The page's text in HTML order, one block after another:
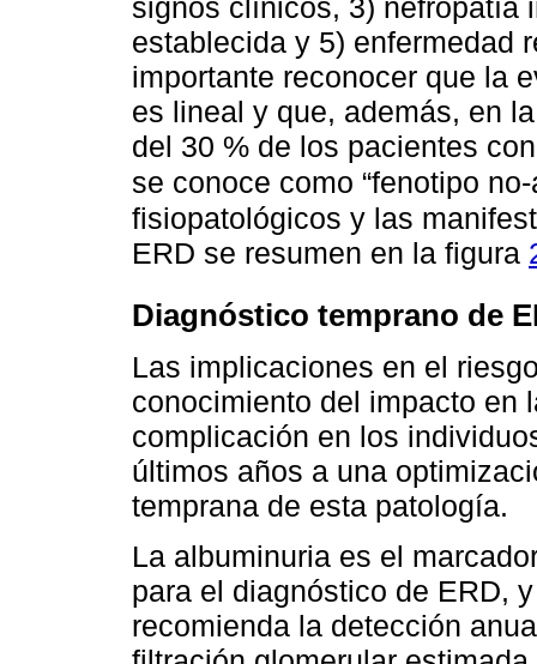
signos clínicos, 3) nefropatía
establecida y 5) enfermedad
importante reconocer que la
es lineal y que, además, en
del 30 % de los pacientes
se conoce como “fenotipo
fisiopatológicos y las
ERD se resumen en la figura
Diagnóstico temprano de
Las implicaciones en el
conocimiento del impacto en
complicación en los
últimos años a una
temprana de esta patología.
La albuminuria es el
para el diagnóstico de ERD,
recomienda la detección